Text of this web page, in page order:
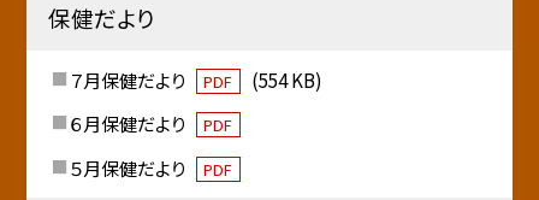
保健だより
７月保健だより PDF
(554 KB)
６月保健だより
PDF
５月保健だより PDF